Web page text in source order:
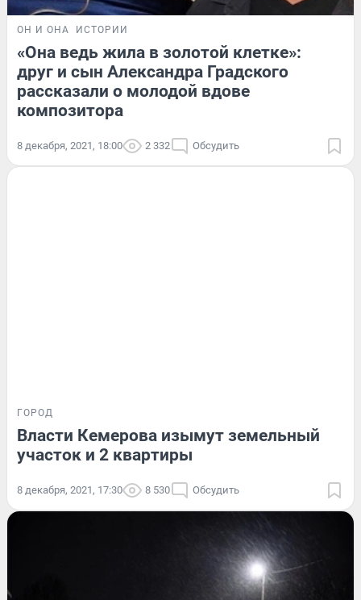
ОН И ОНА ИСТОРИИ
«Она ведь жила в золотой клетке»:
друг и сын Александра Градского
рассказали о молодой вдове
композитора
8 декабря, 2021, 18:00 2 332 Обсудить
ГОРОД
Власти Кемерова изымут земельный
участок и 2 квартиры
8 декабря, 2021, 17:30 8 530 Обсудить